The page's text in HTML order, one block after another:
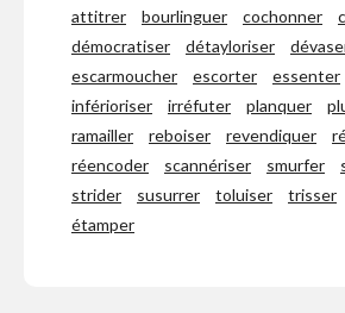
attitrer bourlinguer cochonner
démocratiser
détayloriser
escarmoucher
escorter essenter
inférioriser
irréfuter planquer
ramailler
reboiser revendiquer
réencoder
scannériser smurfer
strider
susurrer toluiser trisser
étamper